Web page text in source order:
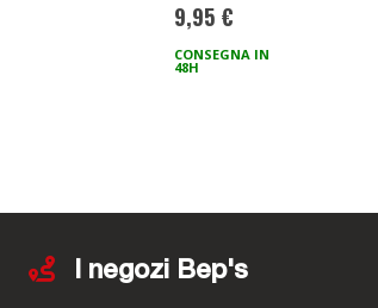
9,95 €
CONSEGNA IN
48H
I negozi Bep's